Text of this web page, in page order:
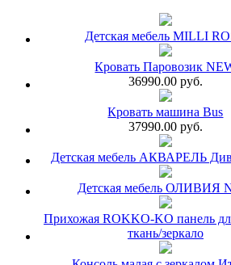
Детская мебель MILLI
Кровать Паровозик
36990.00 руб.
Кровать машина Bus
37990.00 руб.
Детская мебель АКВАРЕЛЬ
Детская мебель ОЛИВИЯ
Прихожая ROKKO-KO панель
ткань/зеркало